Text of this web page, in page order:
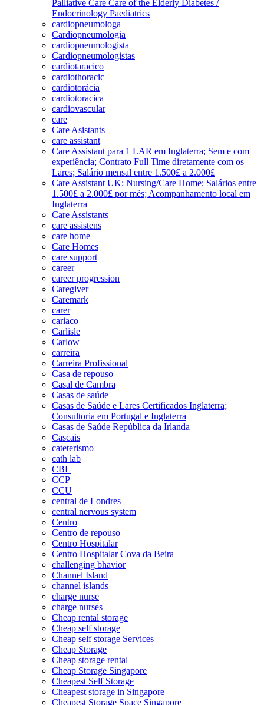
Palliative Care Care of the Elderly Diabetes /
Endocrinology Paediatrics
cardiopneumologa
Cardiopneumologia
cardiopneumologista
Cardiopneumologistas
cardiotaracico
cardiothoracic
cardiotorácia
cardiotoracica
cardiovascular
care
Care Asistants
care assistant
Care Assistant para 1 LAR em Inglaterra; Sem e com
experiência; Contrato Full Time diretamente com os
Lares; Salário mensal entre 1.500£ a 2.000£
Care Assistant UK; Nursing/Care Home; Salários entre
1.500£ a 2.000£ por mês; Acompanhamento local em
Inglaterra
Care Assistants
care assistens
care home
Care Homes
care support
career
career progression
Caregiver
Caremark
carer
cariaco
Carlisle
Carlow
carreira
Carreira Profissional
Casa de repouso
Casal de Cambra
Casas de saúde
Casas de Saúde e Lares Certificados Inglaterra;
Consultoria em Portugal e Inglaterra
Casas de Saúde República da Irlanda
Cascais
cateterismo
cath lab
CBL
CCP
CCU
central de Londres
central nervous system
Centro
Centro de repouso
Centro Hospitalar
Centro Hospitalar Cova da Beira
challenging bhavior
Channel Island
channel islands
charge nurse
charge nurses
Cheap rental storage
Cheap self storage
Cheap self storage Services
Cheap Storage
Cheap storage rental
Cheap Storage Singapore
Cheapest Self Storage
Cheapest storage in Singapore
Cheapest Storage Space Singapore